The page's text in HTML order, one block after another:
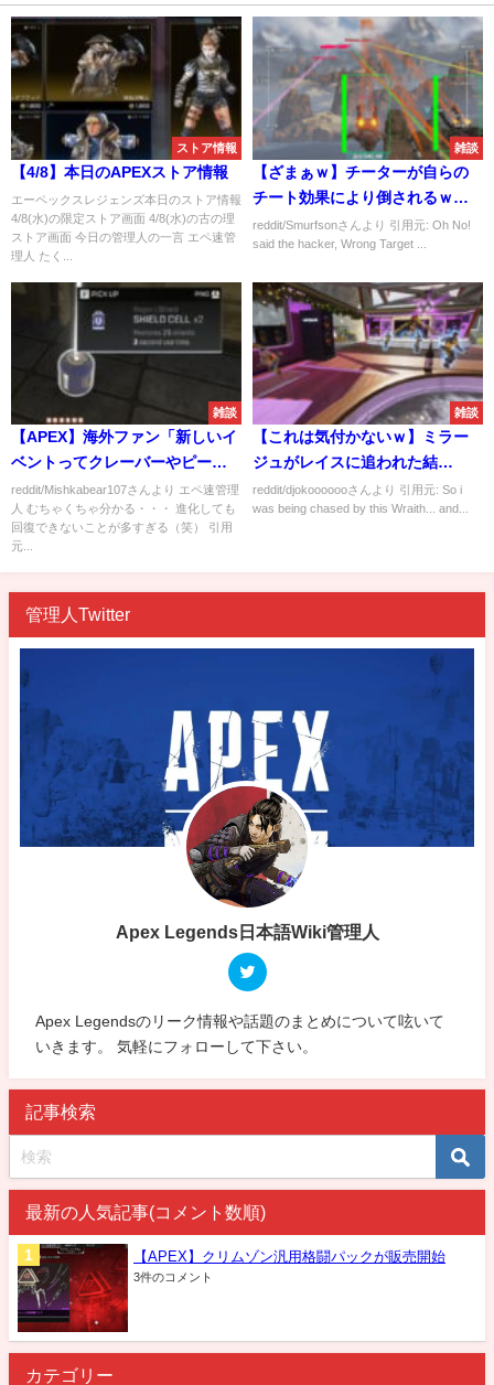
ストア情報
【4/8】本日のAPEXストア情報
エーペックスレジェンズ本日のストア情報
4/8(水)の限定ストア画面 4/8(水)の古の理
ストア画面 今日の管理人の一言 エペ速管
理人 たく...
雑談
【ざまぁｗ】チーターが自らの
チート効果により倒されるｗｗ
ｗ
reddit/Smurfsonさんより 引用元: Oh No!
said the hacker, Wrong Target ...
雑談
【APEX】海外ファン「新しいイ
ベントってクレーバーやピース
キーパーよりもシールドセルの
ほうがレアだよね」
reddit/Mishkabear107さんより エペ速管理
人 むちゃくちゃ分かる・・・ 進化しても
回復できないことが多すぎる（笑） 引用
元...
雑談
【これは気付かないｗ】ミラー
ジュがレイスに追われた結
果・・・
reddit/djokooooooさんより 引用元: So i
was being chased by this Wraith... and...
管理人Twitter
Apex Legends日本語Wiki管理人
Apex Legendsのリーク情報や話題のまとめについて呟いて
いきます。 気軽にフォローして下さい。
記事検索
最新の人気記事(コメント数順)
【APEX】クリムゾン汎用格闘パックが販売開始
3件のコメント
カテゴリー